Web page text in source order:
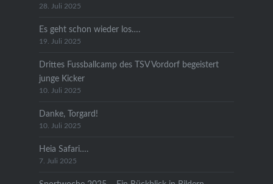
28. Juli 2025
Es geht schon wieder los….
19. Juli 2025
Drittes Fussballcamp des TSV Vordorf begeistert
junge Kicker
10. Juli 2025
Danke, Torgard!
10. Juli 2025
Heia Safari….
7. Juli 2025